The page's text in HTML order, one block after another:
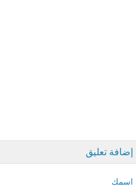
إضافة تعليق
اسمك